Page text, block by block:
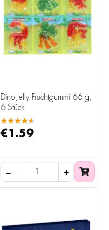
Dino Jelly Fruchtgummi 66 g,
6 Stück
★★★★★
€1.59